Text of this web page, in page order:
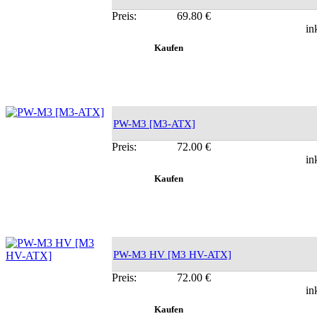
Preis:
69.80 €
PW-M3 [M3-ATX]
Preis:
72.00 €
PW-M3 HV [M3 HV-ATX]
Preis:
72.00 €